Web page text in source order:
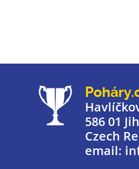
586 01
Czech
email: